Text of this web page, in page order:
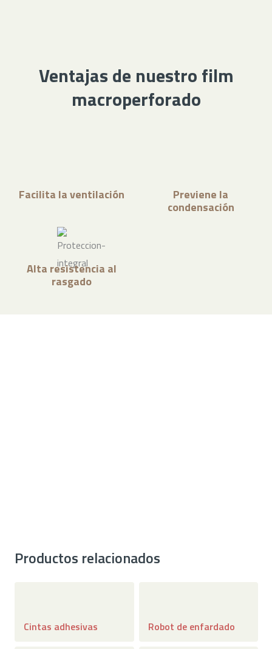
Ventajas de nuestro film
macroperforado
Facilita la ventilación Previene la
condensación
Alta resistencia al
rasgado
Productos relacionados
Cintas adhesivas Robot de enfardado